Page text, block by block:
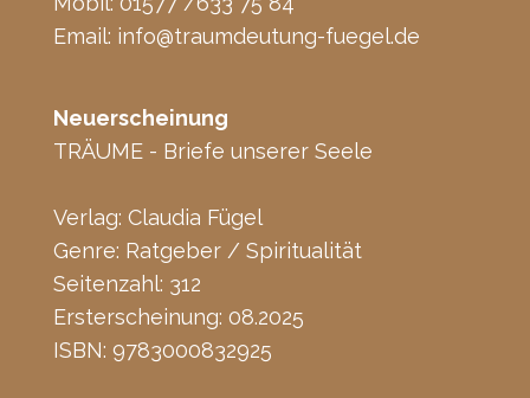
Email: info@traumdeutung-fuegel.de
Neuerscheinung
TRÄUME - Briefe unserer Seele
Verlag: Claudia Fügel
Genre: Ratgeber / Spiritualität
Seitenzahl: 312
Ersterscheinung: 08.2025
ISBN: 9783000832925